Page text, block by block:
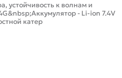
устойчивость к волнам и
- Li-ion 7.4V
катер